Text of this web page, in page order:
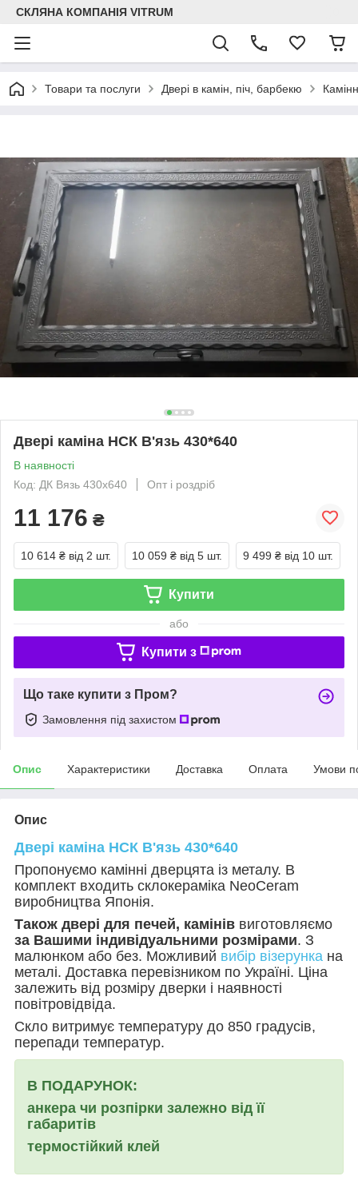
СКЛЯНА КОМПАНІЯ VITRUM
Товари та послуги Двері в камін, піч, барбекю
Двері каміна НСК В'язь 430*640
В наявності
Код: ДК Вязь 430х640
Опт і роздріб
11 176 ₴
10 614 ₴ від 2 шт. 10 059 ₴ від 5 шт. 9 499 ₴ від 10 шт.
Купити
або
Купити з
Що таке купити з Пром?
Замовлення під захистом
Опис Характеристики Доставка Оплата Умови
Опис
Двері каміна НСК В'язь 430*640
Пропонуємо камінні дверцята із металу. В
комплект входить склокераміка NeoCeram
виробництва Японія.
Також двері для печей, камінів виготовляємо
за Вашими індивідуальними розмірами. З
малюнком або без. Можливий вибір візерунка на
металі. Доставка перевізником по Україні. Ціна
залежить від розміру дверки і наявності
повітровідвіда.
Скло витримує температуру до 850 градусів,
перепади температур.
В ПОДАРУНОК:
анкера чи розпірки залежно від її
габаритів
термостійкий клей